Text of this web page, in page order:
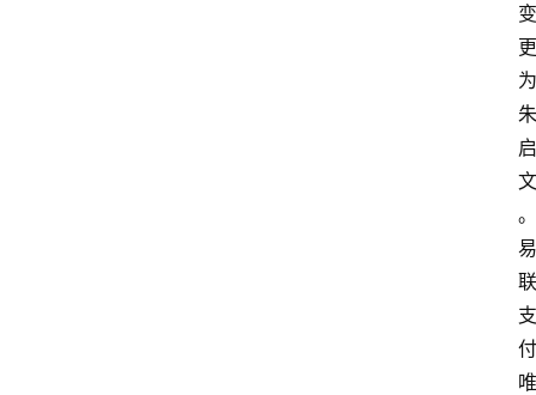
变
更
为
朱
启
文
。
易
联
支
付
唯